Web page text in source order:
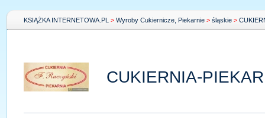
KSIĄŻKA INTERNETOWA.PL > Wyroby Cukiernicze, Piekarnie > śląskie >
CUKIERNIA-